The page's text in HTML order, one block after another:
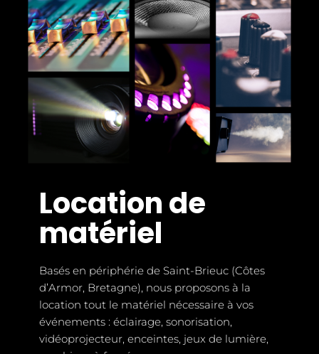
Location de
matériel
Basés en périphérie de Saint-Brieuc (Côtes
d’Armor, Bretagne), nous proposons à la
location tout le matériel nécessaire à vos
événements : éclairage, sonorisation,
vidéoprojecteur, enceintes, jeux de lumière,